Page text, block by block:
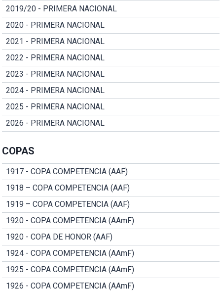
2019/20 - PRIMERA NACIONAL
2020 - PRIMERA NACIONAL
2021 - PRIMERA NACIONAL
2022 - PRIMERA NACIONAL
2023 - PRIMERA NACIONAL
2024 - PRIMERA NACIONAL
2025 - PRIMERA NACIONAL
2026 - PRIMERA NACIONAL
COPAS
1917 - COPA COMPETENCIA (AAF)
1918 – COPA COMPETENCIA (AAF)
1919 – COPA COMPETENCIA (AAF)
1920 - COPA COMPETENCIA (AAmF)
1920 - COPA DE HONOR (AAF)
1924 - COPA COMPETENCIA (AAmF)
1925 - COPA COMPETENCIA (AAmF)
1926 - COPA COMPETENCIA (AAmF)